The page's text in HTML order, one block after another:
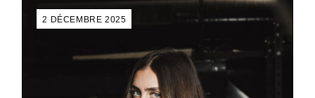
2 DÉCEMBRE 2025